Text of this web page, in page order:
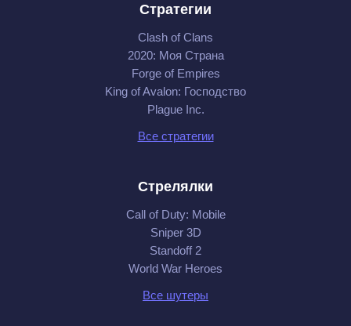
Стратегии
Clash of Clans
2020: Моя Cтрана
Forge of Empires
King of Avalon: Господство
Plague Inc.
Все стратегии
Стрелялки
Call of Duty: Mobile
Sniper 3D
Standoff 2
World War Heroes
Все шутеры